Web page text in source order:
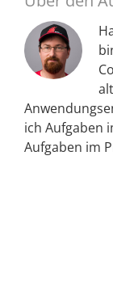
ich Aufgaben
Aufgaben im